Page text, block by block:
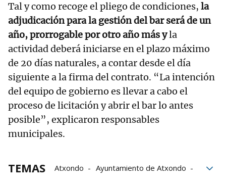
Tal y como recoge el pliego de condiciones, la
adjudicación para la gestión del bar será de un
año, prorrogable por otro año más yla
actividad deberá iniciarse en el plazo máximo
de 20 días naturales, a contar desde el día
siguiente a la firma del contrato. “La intención
del equipo de gobierno es llevar a cabo el
proceso de licitación y abrir el bar lo antes
posible”, explicaron responsables
municipales.
TEMAS Atxondo
Ayuntamiento de Atxondo